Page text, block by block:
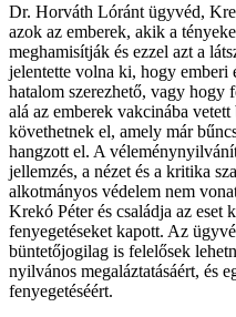
Dr. Horváth Lóránt ügyvéd,
azok az emberek, akik a
meghamisítják és ezzel azt a
jelentette volna ki, hogy emberi
hatalom szerezhető, vagy hogy
alá az emberek vakcinába
követhetnek el, amely már
hangzott el. A
jellemzés, a nézet és a kritika
alkotmányos védelem nem
Krekó Péter és családja az eset
fenyegetéseket kapott. Az
büntetőjogilag is felelősek
nyilvános megaláztatásáért, és
fenyegetéséért.